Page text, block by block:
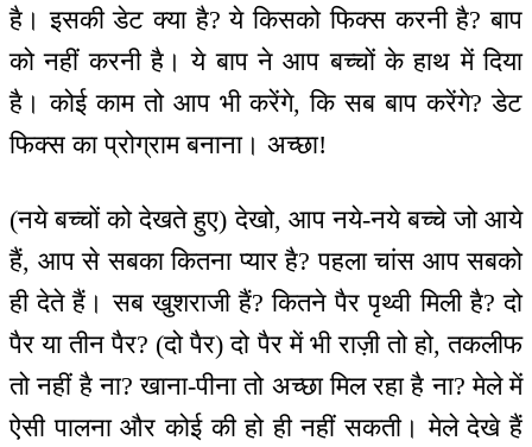
है। इसकी डेट क्या है? ये किसको फिक्स करनी है? बाप
को नहीं करनी है। ये बाप ने आप बच्चों के हाथ में दिया
है। कोई काम तो आप भी करेंगे, कि सब बाप करेंगे? डेट
फिक्स का प्रोग्राम बनाना। अच्छा!
(नये बच्चों को देखते हुए) देखो, आप नये-नये बच्चे जो आये
हैं, आप से सबका कितना प्यार है? पहला चांस आप सबको
ही देते हैं। सब खुशराजी हैं? कितने पैर पृथ्वी मिली है? दो
पैर या तीन पैर? (दो पैर) दो पैर में भी राज़ी तो हो, तकलीफ
तो नहीं है ना? खाना-पीना तो अच्छा मिल रहा है ना? मेले में
ऐसी पालना और कोई की हो ही नहीं सकती। मेले देखे हैं